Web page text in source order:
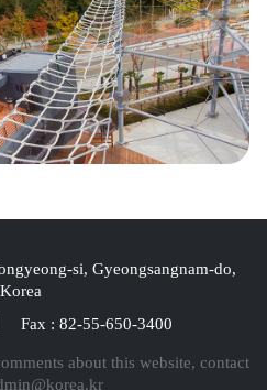
si, Gyeongsangnam-do,
Korea
Fax : 82-55-650-3400
about this website, contact